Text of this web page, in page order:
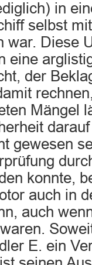
in
selbst
war. Diese
eine
der
Mängel
gewesen
konnte,
auch in
auch
E. ein